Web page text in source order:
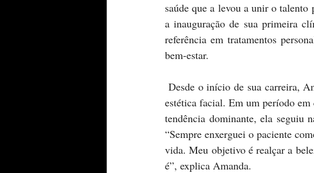
saúde que a levou a unir o
a inauguração de sua primeira
referência em tratamentos
bem-estar.
estética facial. Em um período em
tendência dominante, ela seguiu
“Sempre enxerguei o paciente
vida. Meu objetivo é realçar a
é”, explica Amanda.